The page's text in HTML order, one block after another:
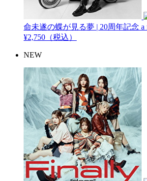
命未遂の蝶が見る夢 | 20周年記念 a
¥2,750（税込）
NEW